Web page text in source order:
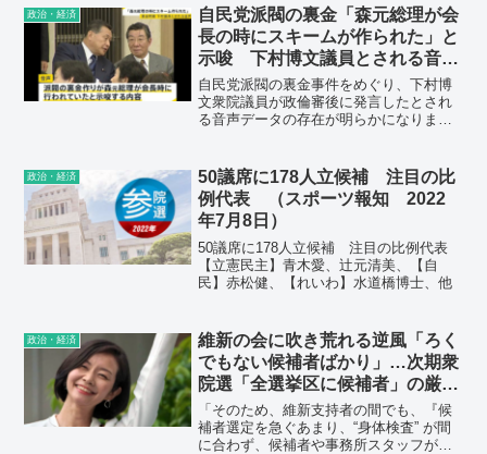
人未遂未遂など、不祥事が次々に出てく
る。こんな政党は他にない。「身を切る
改革」、維新はそんな偉そうなことを言
う以前に、人間として最低の基本を守っ
て頂きたい。国会議員・地方議員として
の資格がない。
政治・経済
自民党派閥の裏金「森元総理が会
長の時にスキームが作られた」と
示唆 下村博文議員とされる音
声 “政倫審”では語られなかった
内容も…news23 TBSテレビ
自民党派閥の裏金事件をめぐり、下村博
文衆院議員が政倫審後に発言したとされ
る音声データの存在が明らかになりまし
示唆されるなど、政倫審では語られなか
った内容もありました。
政治・経済
50議席に178人立候補 注目の比
例代表 （スポーツ報知 2022
年7月8日）
50議席に178人立候補 注目の比例代表
【立憲民主】青木愛、辻元清美、【自
民】赤松健、【れいわ】水道橋博士、他
政治・経済
維新の会に吹き荒れる逆風「ろく
でもない候補者ばかり」…次期衆
院選「全選挙区に候補者」の厳し
い道のり
「そのため、維新支持者の間でも、『候
補者選定を急ぐあまり、“身体検査” が間
に合わず、候補者や事務所スタッフが